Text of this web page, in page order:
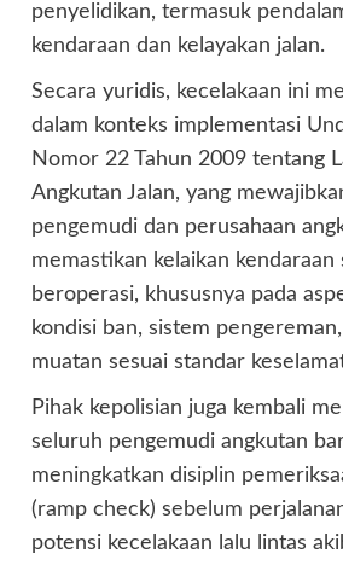
penyelidikan, termasuk
kendaraan dan kelayakan jalan.
Secara yuridis, kecelakaan ini
dalam konteks implementasi
Nomor 22 Tahun 2009 tentang
Angkutan Jalan, yang
pengemudi dan perusahaan
memastikan kelaikan kendaraan
beroperasi, khususnya pada
kondisi ban, sistem
muatan sesuai standar
Pihak kepolisian juga kembali
seluruh pengemudi angkutan
meningkatkan disiplin
(ramp check) sebelum
potensi kecelakaan lalu lintas